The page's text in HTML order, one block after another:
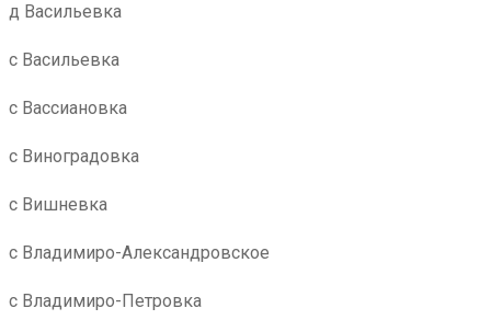
д Васильевка
с Васильевка
с Вассиановка
с Виноградовка
с Вишневка
с Владимиро-Александровское
с Владимиро-Петровка